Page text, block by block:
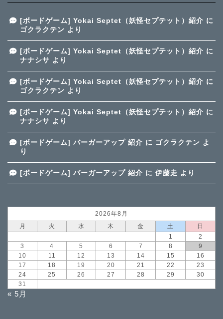
[ボードゲーム] Yokai Septet（妖怪セプテット）紹介 に
ゴクラクテン より
[ボードゲーム] Yokai Septet（妖怪セプテット）紹介 に
ナナシサ より
[ボードゲーム] Yokai Septet（妖怪セプテット）紹介 に
ゴクラクテン より
[ボードゲーム] Yokai Septet（妖怪セプテット）紹介 に
ナナシサ より
[ボードゲーム] バーガーアップ 紹介 に ゴクラクテン よ
り
[ボードゲーム] バーガーアップ 紹介 に 伊藤走 より
2026年8月
月
火 水 木 金 土
日
1
2
3
4 5 6 7 8
9
10
11 12 13 14 15
16
17
18 19 20 21 22
23
24
25 26 27 28 29
30
31
« 5月